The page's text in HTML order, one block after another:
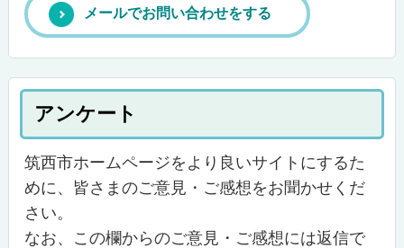
メールでお問い合わせをする
アンケート
筑西市ホームページをより良いサイトにするた
めに、皆さまのご意見・ご感想をお聞かせくだ
さい。
なお、この欄からのご意見・ご感想には返信で